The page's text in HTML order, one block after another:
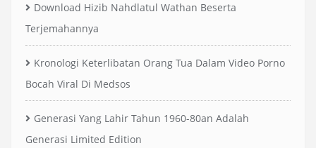
Download Hizib Nahdlatul Wathan Beserta
Terjemahannya
Kronologi Keterlibatan Orang Tua Dalam Video Porno
Bocah Viral Di Medsos
Generasi Yang Lahir Tahun 1960-80an Adalah
Generasi Limited Edition